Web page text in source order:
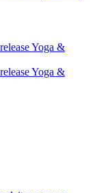
Yoga &
Yoga &